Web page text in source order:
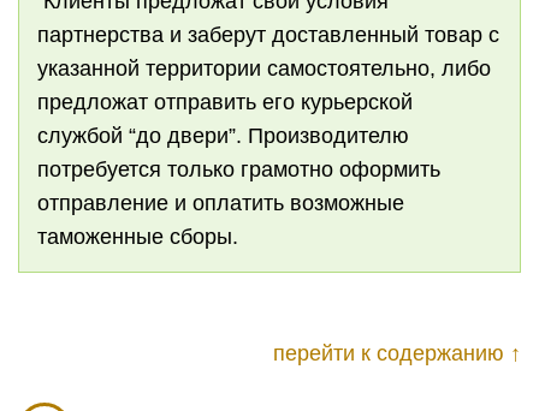
партнерства и заберут доставленный товар с
указанной территории самостоятельно, либо
предложат отправить его курьерской
службой “до двери”. Производителю
потребуется только грамотно оформить
отправление и оплатить возможные
таможенные сборы.
перейти к содержанию ↑